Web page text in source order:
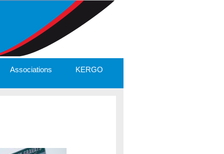
Associations KERGO